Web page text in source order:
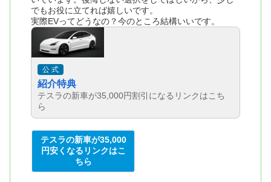
でもお役に立てれば嬉しいです。
実際EVってどうなの？今のところ結構いいです。
公 式
紹介特典
テスラの新車が35,000円割引になるリンクはこち
ら
テスラの新車が35,000
円安くなるリンクはこ
ちら